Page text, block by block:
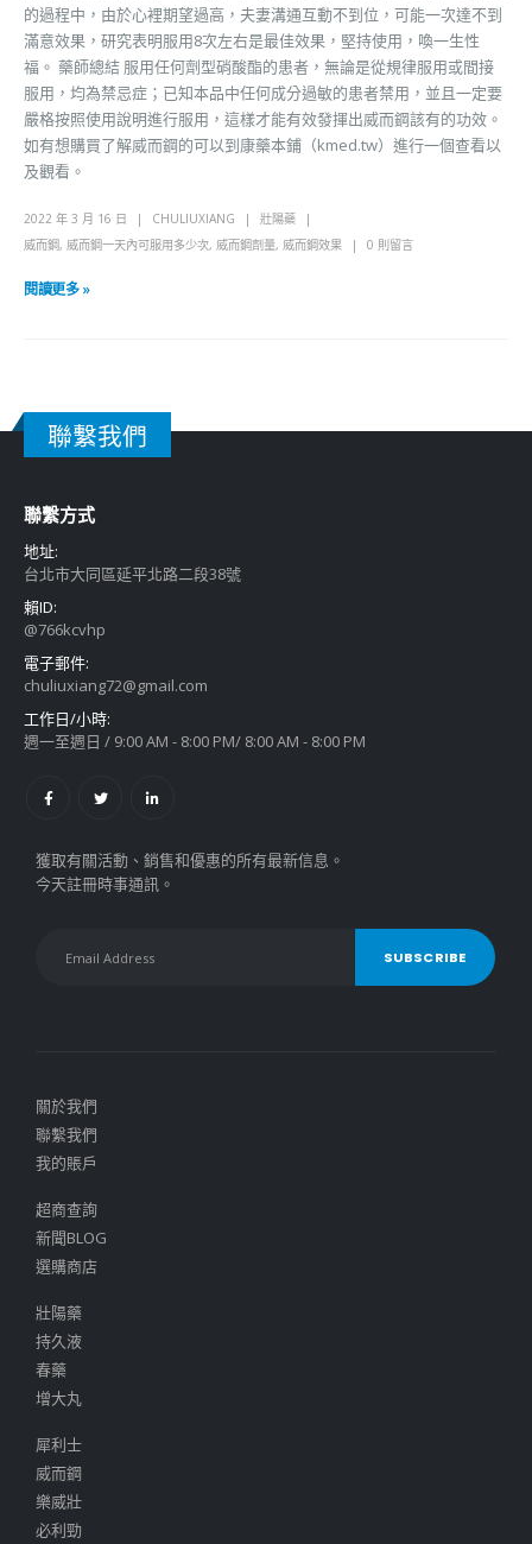
的過程中，由於心裡期望過高，夫妻溝通互動不到位，可能一次達不到
滿意效果，研究表明服用8次左右是最佳效果，堅持使用，喚一生性
福。 藥師總結 服用任何劑型硝酸酯的患者，無論是從規律服用或間接
服用，均為禁忌症；已知本品中任何成分過敏的患者禁用，並且一定要
嚴格按照使用說明進行服用，這樣才能有效發揮出威而鋼該有的功效。
如有想購買了解威而鋼的可以到康藥本鋪（kmed.tw）進行一個查看以
及觀看。
2022 年 3 月 16 日 CHULIUXIANG
壯陽藥
威而鋼, 威而鋼一天內可服用多少次, 威而鋼劑量, 威而鋼效果 0 則留言
閱讀更多 »
聯繫我們
聯繫方式
地址:
台北市大同區延平北路二段38號
賴ID:
@766kcvhp
電子郵件:
chuliuxiang72@gmail.com
工作日/小時:
週一至週日 / 9:00 AM - 8:00 PM/ 8:00 AM - 8:00 PM
獲取有關活動、銷售和優惠的所有最新信息。
今天註冊時事通訊。
關於我們
聯繫我們
我的賬戶
超商查詢
新聞BLOG
選購商店
壯陽藥
持久液
春藥
增大丸
犀利士
威而鋼
樂威壯
必利勁